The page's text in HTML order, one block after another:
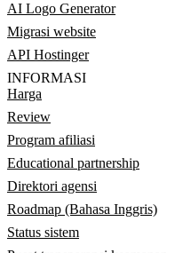
AI Logo Generator
Migrasi website
API Hostinger
INFORMASI
Harga
Review
Program afiliasi
Educational partnership
Direktori agensi
Roadmap (Bahasa Inggris)
Status sistem